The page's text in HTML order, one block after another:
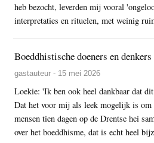
heb bezocht, leverden mij vooral
interpretaties en rituelen, met weinig
Boeddhistische doeners en
gastauteur - 15 mei 2026
Loekie: 'Ik ben ook heel dankbaar dat
Dat het voor mij als leek mogelijk is om
mensen tien dagen op de Drentse hei
over het boeddhisme, dat is echt heel